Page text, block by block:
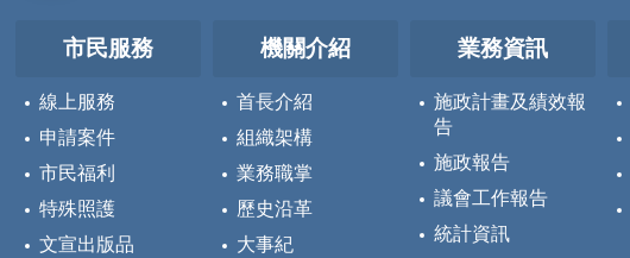
市民服務
線上服務
申請案件
市民福利
特殊照護
文宣出版品
機關介紹
首長介紹
組織架構
業務職掌
歷史沿革
大事紀
業務資訊
施政計畫及績效報
告
施政報告
議會工作報告
統計資訊